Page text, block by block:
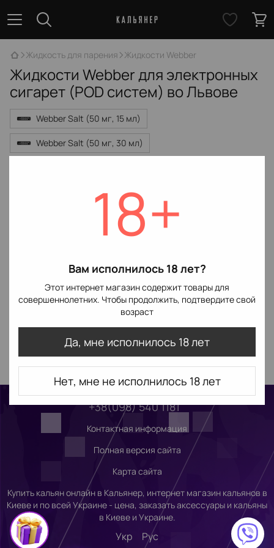
18+
Вам исполнилось 18 лет?
Этот интернет магазин содержит товары для
совершеннолетних. Чтобы продолжить, подтвердите свой
возраст
Да, мне исполнилось 18 лет
Нет, мне не исполнилось 18 лет
Жидкость для парения Жидкости Webber
Жидкости Webber для электронных
сигарет (POD систем) во Львове
Webber Salt (50 мг, 15 мл)
Webber Salt (50 мг, 30 мл)
Webber Silver Ice (50 мг, 30 мл)
+38(098) 540 1181
Контактная информация
Полная версия сайта
Карта сайта
Купить кальян онлайн в Кальянер, интернет магазин кальянов в
Киеве и по всей Украине - цена, заказать аксессуары и кальяны
в Киеве и Украине.
Укр Рус